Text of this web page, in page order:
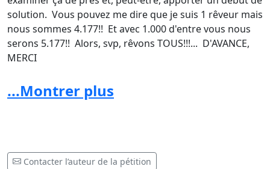
solution. Vous pouvez me dire que je suis 1 rêveur mais
nous sommes 4.177!! Et avec 1.000 d'entre vous nous
serons 5.177!! Alors, svp, rêvons TOUS!!!... D'AVANCE,
MERCI
de la gare centrale de Bruxelles
habitants de la région de Bruxelles-Capitale qui ont 16
ans au moins. Ce qui permettra de créer une
...Montrer plus
Contacter l’auteur de la pétition